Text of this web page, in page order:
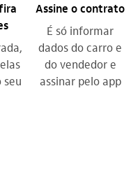
seu
Assine o contrato
É só informar
dados do carro e
do vendedor e
assinar pelo app